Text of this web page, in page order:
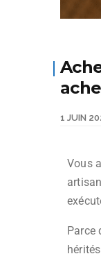
1 JUIN
Vous
Parce